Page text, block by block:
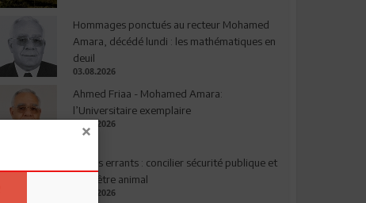
Hommages ponctués au recteur Mohamed
Amara, décédé lundi : les mathématiques en
deuil
03.08.2026
Ahmed Friaa - Mohamed Amara:
l’Universitaire exemplaire
04.08.2026
Chiens errants : concilier sécurité publique et
bien-être animal
17.07.2026